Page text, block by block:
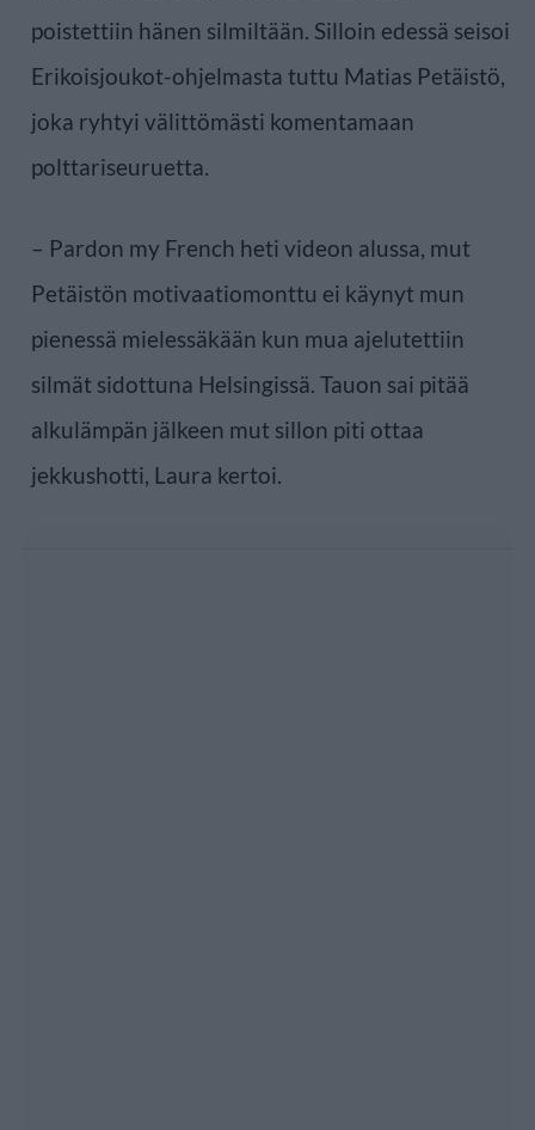
poistettiin hänen silmiltään. Silloin edessä seisoi
Erikoisjoukot-ohjelmasta tuttu Matias Petäistö,
joka ryhtyi välittömästi komentamaan
polttariseuruetta.
– Pardon my French heti videon alussa, mut
Petäistön motivaatiomonttu ei käynyt mun
pienessä mielessäkään kun mua ajelutettiin
silmät sidottuna Helsingissä. Tauon sai pitää
alkulämpän jälkeen mut sillon piti ottaa
jekkushotti, Laura kertoi.